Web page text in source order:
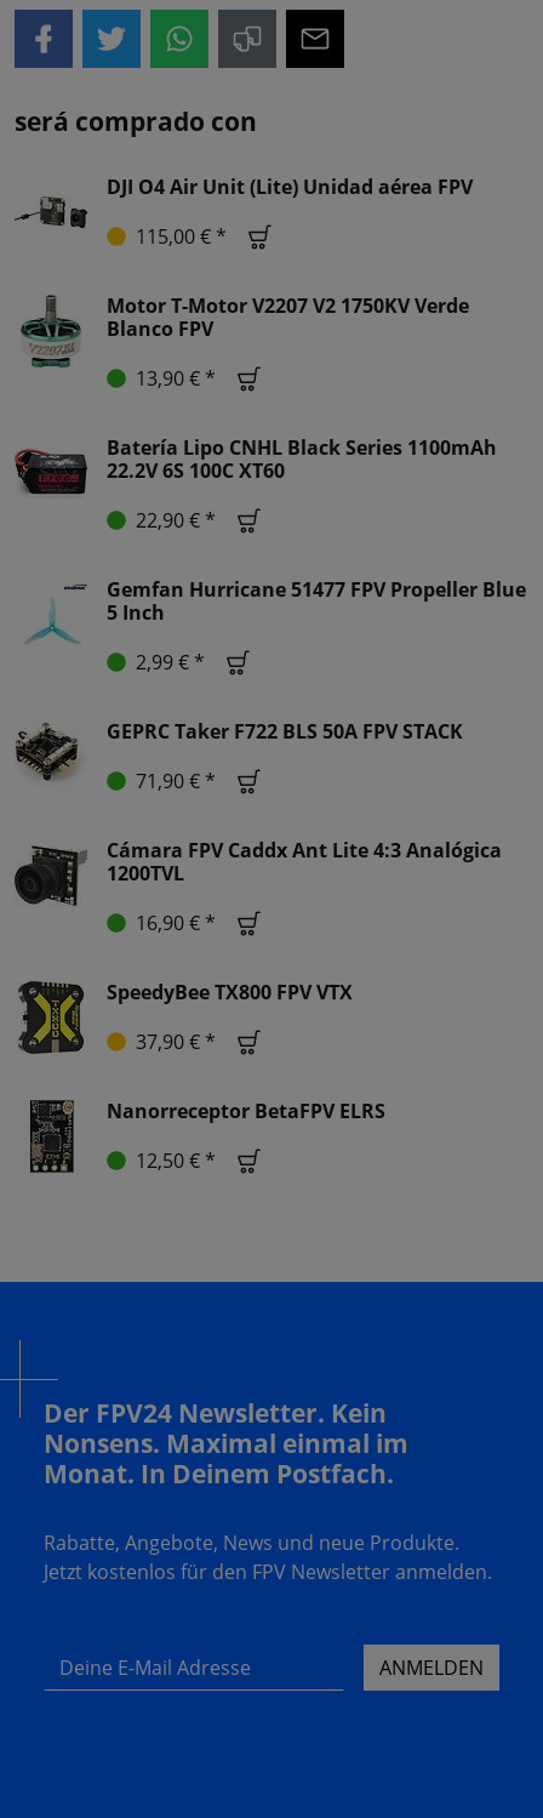
será comprado con
DJI O4 Air Unit (Lite) Unidad aérea FPV
115,00 € *
Motor T-Motor V2207 V2 1750KV Verde
Blanco FPV
13,90 € *
Batería Lipo CNHL Black Series 1100mAh
22.2V 6S 100C XT60
22,90 € *
Gemfan Hurricane 51477 FPV Propeller Blue
5 Inch
2,99 € *
GEPRC Taker F722 BLS 50A FPV STACK
71,90 € *
Cámara FPV Caddx Ant Lite 4:3 Analógica
1200TVL
16,90 € *
SpeedyBee TX800 FPV VTX
37,90 € *
Nanorreceptor BetaFPV ELRS
12,50 € *
Der FPV24 Newsletter. Kein
Nonsens. Maximal einmal im
Monat. In Deinem Postfach.
Rabatte, Angebote, News und neue Produkte.
Jetzt kostenlos für den FPV Newsletter anmelden.
Deine E-Mail Adresse ANMELDEN